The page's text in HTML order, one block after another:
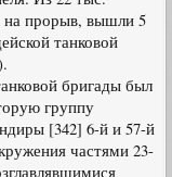
на прорыв, вышли 5
танковой
бригады был
группу
[342] 6-й и 57-й
частями 23-